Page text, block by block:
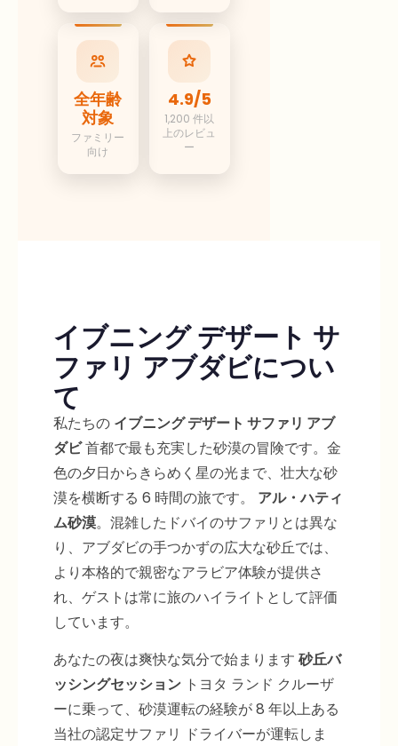
全年齢
対象
ファミリー
向け
4.9/5
1,200 件以
上のレビュ
ー
イブニング デザート サ
ファリ アブダビについ
て
私たちの イブニング デザート サファリ アブ
ダビ首都で最も充実した砂漠の冒険です。金
色の夕日からきらめく星の光まで、壮大な砂
漠を横断する 6 時間の旅です。 アル・ハティ
ム砂漠。混雑したドバイのサファリとは異な
り、アブダビの手つかずの広大な砂丘では、
より本格的で親密なアラビア体験が提供さ
れ、ゲストは常に旅のハイライトとして評価
しています。
あなたの夜は爽快な気分で始まります 砂丘バ
ッシングセッション トヨタ ランド クルーザ
ーに乗って、砂漠運転の経験が 8 年以上ある
当社の認定サファリ ドライバーが運転しま